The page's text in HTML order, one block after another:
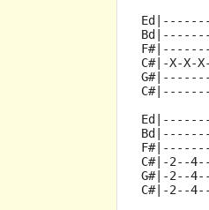
C#|-X-X-
C#|-2--
G#|-2--
C#|-2--